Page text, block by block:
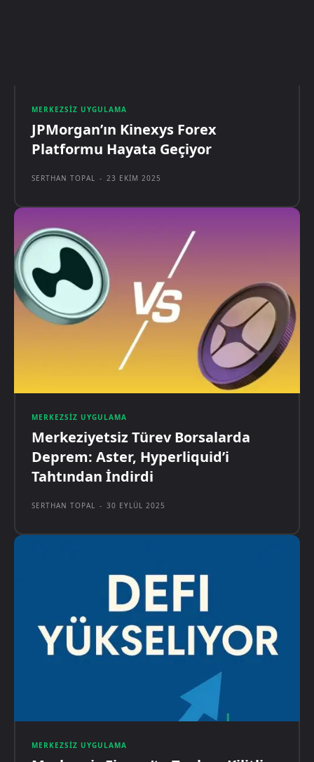
MERKEZSIZ UYGULAMA
JPMorgan’ın Kinexys Forex
Platformu Hayata Geçiyor
SERTHAN TOPAL - 23 EKIM 2025
MERKEZSIZ UYGULAMA
Merkeziyetsiz Türev Borsalarda
Deprem: Aster, Hyperliquid’i
Tahtından İndirdi
SERTHAN TOPAL - 30 EYLÜL 2025
MERKEZSIZ UYGULAMA